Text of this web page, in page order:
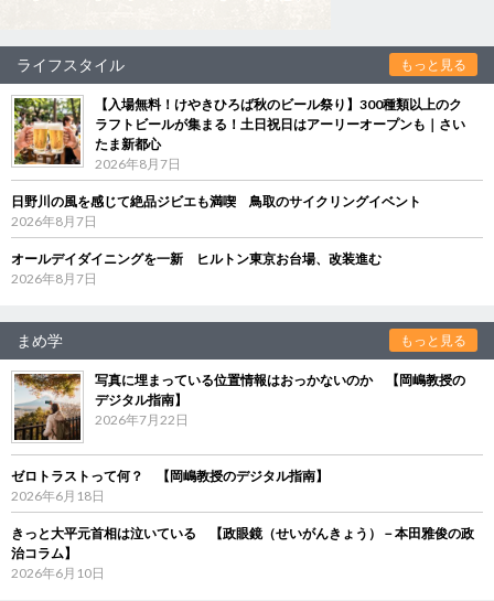
ライフスタイル もっと見る
【入場無料！けやきひろば秋のビール祭り】300種類以上のク
ラフトビールが集まる！土日祝日はアーリーオープンも｜さい
たま新都心
2026年8月7日
日野川の風を感じて絶品ジビエも満喫 鳥取のサイクリングイベント
2026年8月7日
オールデイダイニングを一新 ヒルトン東京お台場、改装進む
2026年8月7日
まめ学 もっと見る
写真に埋まっている位置情報はおっかないのか 【岡嶋教授の
デジタル指南】
2026年7月22日
ゼロトラストって何？ 【岡嶋教授のデジタル指南】
2026年6月18日
きっと大平元首相は泣いている 【政眼鏡（せいがんきょう）－本田雅俊の政
治コラム】
2026年6月10日